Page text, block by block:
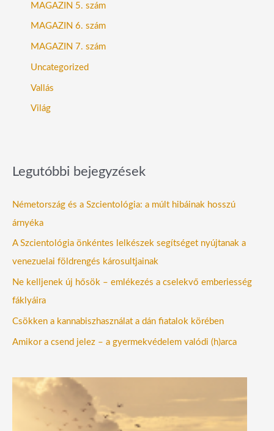
MAGAZIN 5. szám
MAGAZIN 6. szám
MAGAZIN 7. szám
Uncategorized
Vallás
Világ
Legutóbbi bejegyzések
Németország és a Szcientológia: a múlt hibáinak hosszú
árnyéka
A Szcientológia önkéntes lelkészek segítséget nyújtanak a
venezuelai földrengés károsultjainak
Ne kelljenek új hősök – emlékezés a cselekvő emberiesség
fáklyáira
Csökken a kannabiszhasználat a dán fiatalok körében
Amikor a csend jelez – a gyermekvédelem valódi (h)arca